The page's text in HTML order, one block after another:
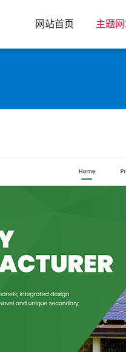
网站首页 主题